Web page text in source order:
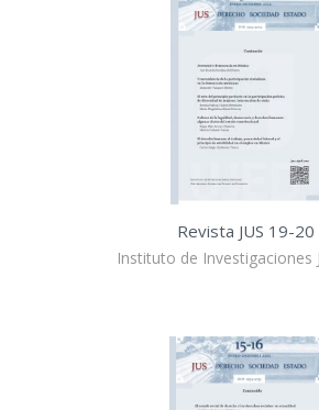
Revista JUS 19-20
Instituto de Investigaciones